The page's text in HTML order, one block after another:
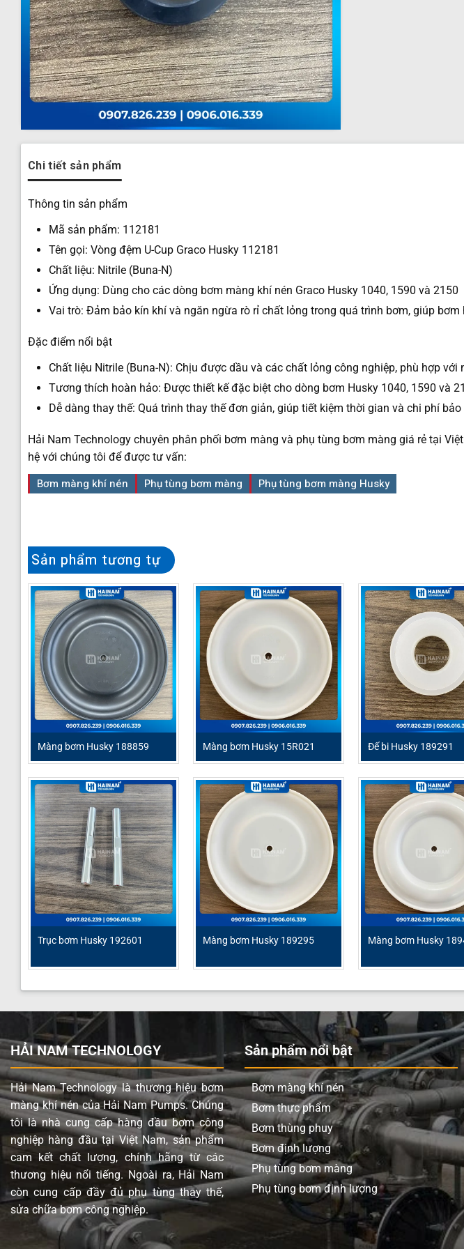
Chi tiết sản phẩm
Thông tin sản phẩm
Mã sản phẩm: 112181
Tên gọi: Vòng đệm U-Cup Graco Husky 112181
Chất liệu: Nitrile (Buna-N)
Ứng dụng: Dùng cho các dòng bơm màng khí nén Graco Husky 1040, 1590 và 2150
Vai trò: Đảm bảo kín khí và ngăn ngừa rò rỉ chất lỏng trong quá trình bơm, giúp
Đặc điểm nổi bật
Chất liệu Nitrile (Buna-N): Chịu được dầu và các chất lỏng công nghiệp, phù hợp
Tương thích hoàn hảo: Được thiết kế đặc biệt cho dòng bơm Husky 1040, 1590 và
Dễ dàng thay thế: Quá trình thay thế đơn giản, giúp tiết kiệm thời gian và chi phí bảo
Hải Nam Technology chuyên phân phối bơm màng và phụ tùng bơm màng giá rẻ tại
hệ với chúng tôi để được tư vấn:
Bơm màng khí nén Phụ tùng bơm màng Phụ tùng bơm màng Husky
Sản phẩm tương tự
Màng bơm Husky 188859 Màng bơm Husky 15R021 Đế bi Husky 189291
Trục bơm Husky 192601 Màng bơm Husky 189295 Màng bơm Husky
HẢI NAM TECHNOLOGY
Hải Nam Technology là thương hiệu bơm
màng khí nén của Hải Nam Pumps. Chúng
tôi là nhà cung cấp hàng đầu bơm công
nghiệp hàng đầu tại Việt Nam, sản phẩm
cam kết chất lượng, chính hãng từ các
thương hiệu nổi tiếng. Ngoài ra, Hải Nam
còn cung cấp đầy đủ phụ tùng thay thế,
sửa chữa bơm công nghiệp.
Sản phẩm nổi bật
Bơm màng khí nén
Bơm thực phẩm
Bơm thùng phuy
Bơm định lượng
Phụ tùng bơm màng
Phụ tùng bơm định lượng